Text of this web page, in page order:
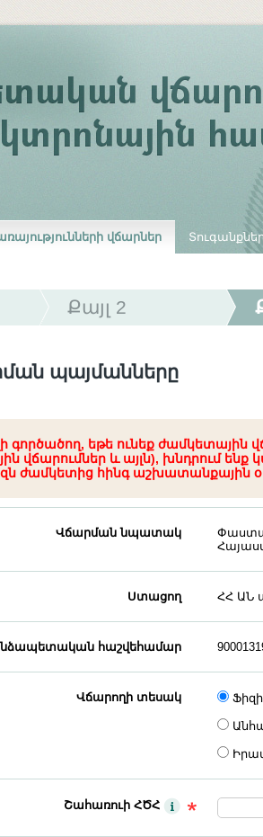
վճարներ
Քայլ 2
պայմանները
գործածող, եթե ունեք ժամկետային
վճարումներ և այլն), խնդրում
ժամկետից հինգ աշխատանքային
Վճարման նպատակ
Ստացող ՀՀ ԱՆ
հաշվեհամար
Վճարողի տեսակ
Շահառուի ՀԾՀ